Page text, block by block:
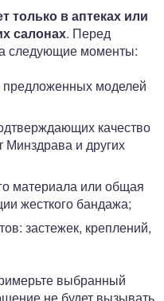
только в аптеках или
салонах. Перед
следующие моменты:
предложенных моделей
качество
Минздрава и других
материала или общая
жесткого бандажа;
застежек, креплений,
выбранный
не будет вызывать